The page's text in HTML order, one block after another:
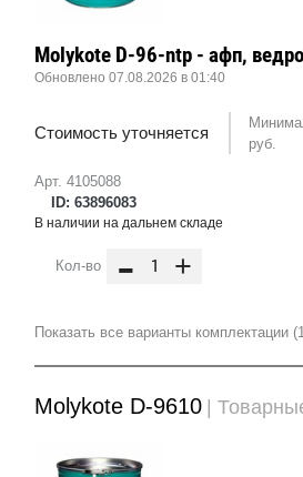
Арт. 4105088
ID: 63896083
Molykote D-96-ntp - афп,
Обновлено 07.08.2026 в 01:40
Стоимость уточняется
руб.
В наличии на дальнем складе
Кол-во - +
Показать все варианты комплектации
Molykote D-9610 |